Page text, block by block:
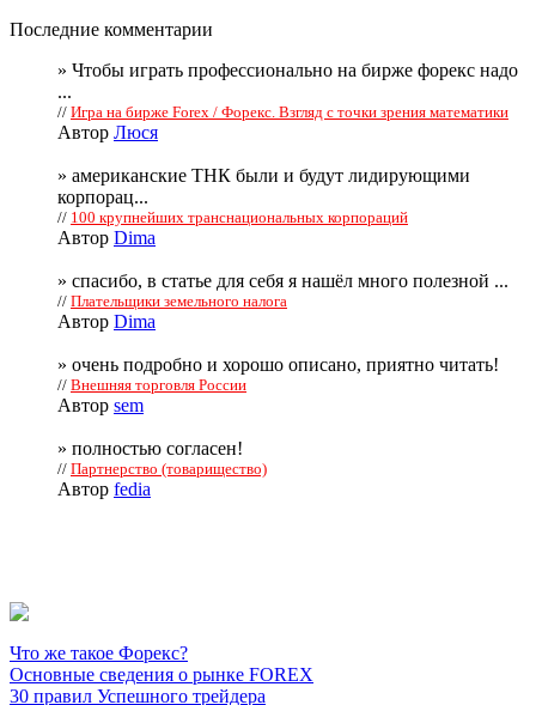
Последние комментарии
» Чтобы играть профессионально на бирже форекс надо
...
// Игра на бирже Forex / Форекс. Взгляд с точки зрения математики
Автор Люся
» американские ТНК были и будут лидирующими
корпорац...
// 100 крупнейших транснациональных корпораций
Автор Dima
» спасибо, в статье для себя я нашёл много полезной ...
// Плательщики земельного налога
Автор Dima
» очень подробно и хорошо описано, приятно читать!
// Внешняя торговля России
Автор sem
» полностью согласен!
// Партнерство (товарищество)
Автор fedia
Что же такое Форекс?
Основные сведения о рынке FOREX
30 правил Успешного трейдера